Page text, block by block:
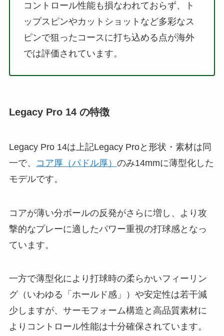
コントロール性能も損なわれておらず、ト
ップスピンやカットショットなど多彩なス
ピンで狙ったコースに打ち込める点が海外
では評価されています。
Legacy Pro 14 の特徴
Legacy Pro 14は上記Legacy Proと形状・素材は同
一で、
コア厚（パドル厚） のみ14mmに薄型化した
モデルです。
コアが薄い分ボールの反発がさらに増し、より攻
撃的なプレーに適したパワー重視の打球感となっ
ています。
一方で薄型化により打球時の柔らかいフィーリン
グ（いわゆる「ホールド感」）や安定性は若干減
少しますが、サーモフォーム構造と高品質素材に
よりコントロール性能は十分確保されています。